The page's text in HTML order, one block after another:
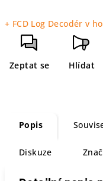
+ FCD Log Decodérv
Zeptat se Hlídat
Popis
Diskuze